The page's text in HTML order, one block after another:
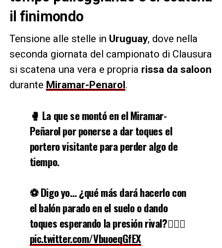
il finimondo
Tensione alle stelle in Uruguay, dove nella
seconda giornata del campionato di Clausura
si scatena una vera e propria rissa da saloon
durante Miramar-Penarol.
🥊 La que se montó en el Miramar-
Peñarol por ponerse a dar toques el
portero visitante para perder algo de
tiempo.
⚽️ Digo yo… ¿qué más dará hacerlo con
el balón parado en el suelo o dando
toques esperando la presión rival?🤷🏻‍♂️
pic.twitter.com/VbuoeqGfEX